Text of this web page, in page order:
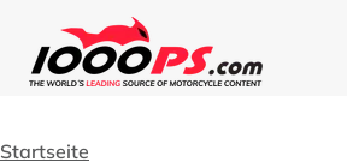
Startseite